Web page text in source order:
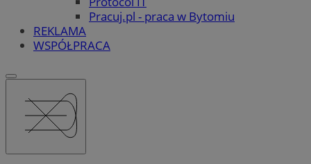
Pracuj.pl - praca w Bytomiu
REKLAMA
WSPÓŁPRACA